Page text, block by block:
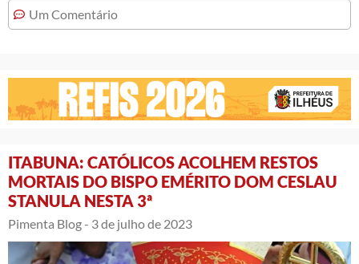
Um Comentário
ITABUNA: CATÓLICOS ACOLHEM RESTOS
MORTAIS DO BISPO EMÉRITO DOM CESLAU
STANULA NESTA 3ª
Pimenta Blog - 3 de julho de 2023